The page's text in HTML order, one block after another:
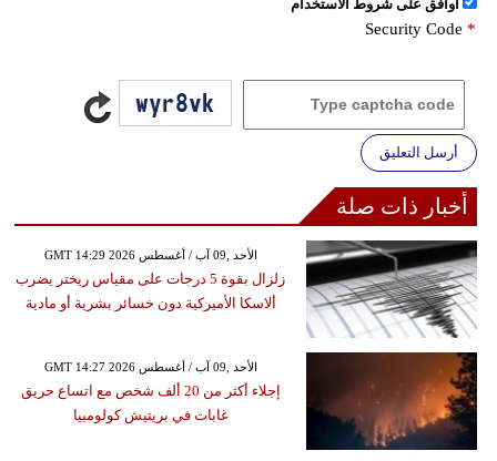
اُوافق على شروط الأستخدام
Security Code *
أرسل التعليق
أخبار ذات صلة
GMT 14:29 2026 الأحد ,09 آب / أغسطس
زلزال بقوة 5 درجات على مقياس ريختر يضرب
ألاسكا الأميركية دون خسائر بشرية أو مادية
GMT 14:27 2026 الأحد ,09 آب / أغسطس
إجلاء أكثر من 20 ألف شخص مع اتساع حريق
غابات في بريتيش كولومبيا